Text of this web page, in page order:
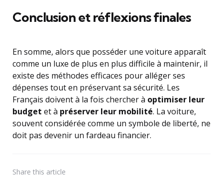
Conclusion et réflexions finales
En somme, alors que posséder une voiture apparaît
comme un luxe de plus en plus difficile à maintenir, il
existe des méthodes efficaces pour alléger ses
dépenses tout en préservant sa sécurité. Les
Français doivent à la fois chercher à optimiser leur
budget et à préserver leur mobilité. La voiture,
souvent considérée comme un symbole de liberté, ne
doit pas devenir un fardeau financier.
Share this article